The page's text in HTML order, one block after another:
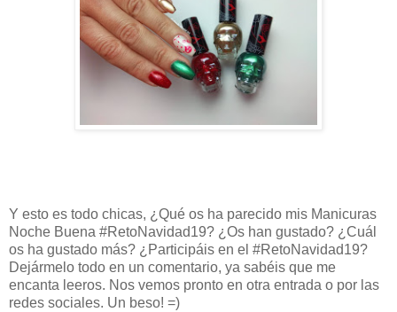
Y esto es todo chicas, ¿Qué os ha parecido mis Manicuras
Noche Buena #RetoNavidad19? ¿Os han gustado? ¿Cuál
os ha gustado más? ¿Participáis en el #RetoNavidad19?
Dejármelo todo en un comentario, ya sabéis que me
encanta leeros. Nos vemos pronto en otra entrada o por las
redes sociales. Un beso! =)